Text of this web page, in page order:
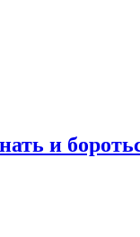
и